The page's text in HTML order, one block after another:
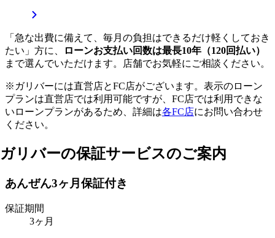
「急な出費に備えて、毎月の負担はできるだけ軽くしておき
たい」方に、
ローンお支払い回数は最長10年（120回払い）
まで選んでいただけます。店舗でお気軽にご相談ください。
※ガリバーには直営店とFC店がございます。表示のローン
プランは直営店では利用可能ですが、FC店では利用できな
いローンプランがあるため、詳細は各FC店にお問い合わせ
ください。
ガリバーの保証サービスのご案内
あんぜん3ヶ月保証付き
保証期間
3ヶ月